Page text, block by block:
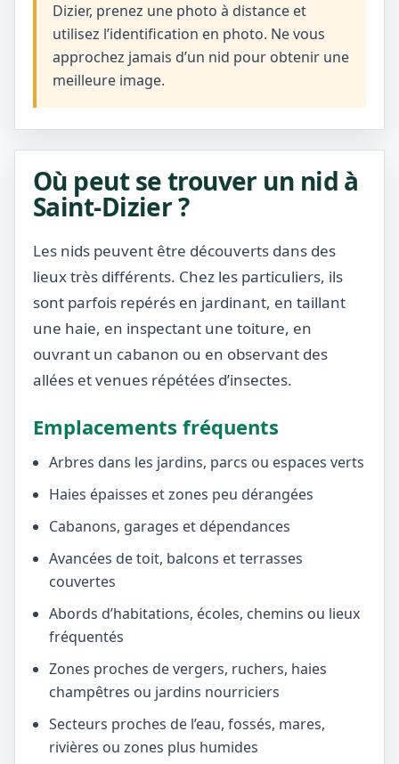
Dizier, prenez une photo à distance et
utilisez l’identification en photo. Ne vous
approchez jamais d’un nid pour obtenir une
meilleure image.
Où peut se trouver un nid à
Saint-Dizier ?
Les nids peuvent être découverts dans des
lieux très différents. Chez les particuliers, ils
sont parfois repérés en jardinant, en taillant
une haie, en inspectant une toiture, en
ouvrant un cabanon ou en observant des
allées et venues répétées d’insectes.
Emplacements fréquents
Arbres dans les jardins, parcs ou espaces verts
Haies épaisses et zones peu dérangées
Cabanons, garages et dépendances
Avancées de toit, balcons et terrasses
couvertes
Abords d’habitations, écoles, chemins ou lieux
fréquentés
Zones proches de vergers, ruchers, haies
champêtres ou jardins nourriciers
Secteurs proches de l’eau, fossés, mares,
rivières ou zones plus humides